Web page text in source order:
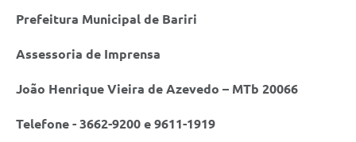
Prefeitura Municipal de Bariri
Assessoria de Imprensa
João Henrique Vieira de Azevedo – MTb 20066
Telefone - 3662-9200 e 9611-1919